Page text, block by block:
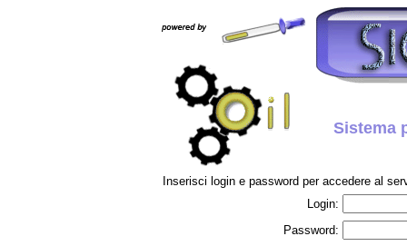
Sistema
Inserisci login e password per accedere al
Login:
Password: